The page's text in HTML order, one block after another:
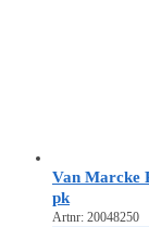
Van Marcke
pk
Artnr: 20048250